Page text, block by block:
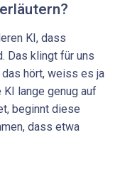
KI, dass
Das klingt für uns
hört, weiss es ja
lange genug auf
beginnt diese
dass etwa